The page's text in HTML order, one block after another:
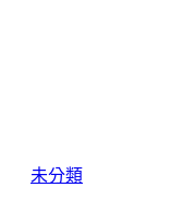
未分類